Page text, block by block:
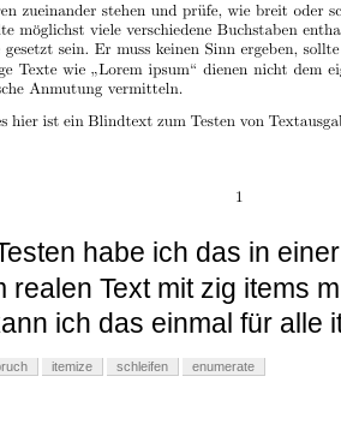
habe ich das in
realen Text mit zig items
ich das einmal für alle
itemize schleifen enumerate